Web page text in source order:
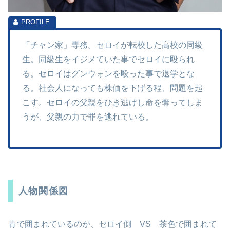
「チャン家」専務。セロイが転校した高校の同級
生。同級生をイジメていた事でセロイに殴られ
る。セロイはグンウォンを殴った事で退学とな
る。社会人になっても株価を下げる程、問題を起
こす。セロイの父親をひき逃げし命を奪ってしま
うが、父親の力で罪を逃れている。
人物関係図
青で囲まれているのが、セロイ側 VS 茶色で囲まれて